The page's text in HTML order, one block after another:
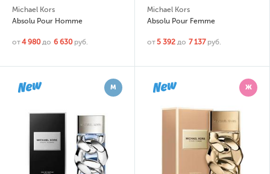
Michael Kors
Absolu Pour Homme
от4 980 до 6 630 руб.
Michael Kors
Absolu Pour Femme
от5 392 до 7 137 руб.
М Ж